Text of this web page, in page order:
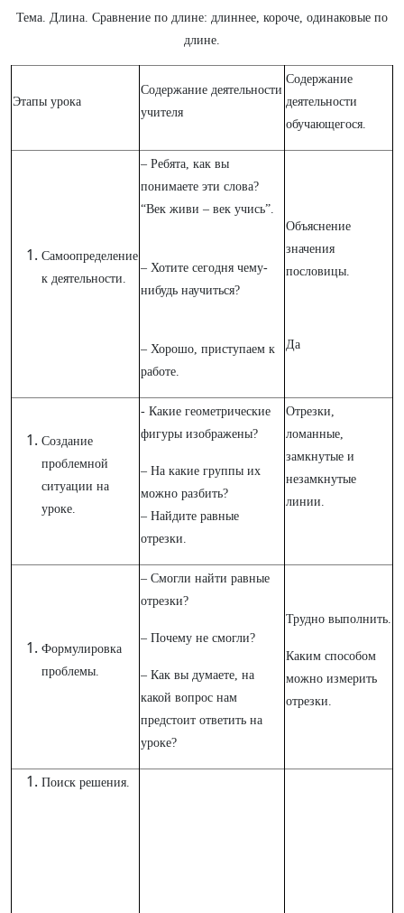
Тема. Длина. Сравнение по длине: длиннее, короче, одинаковые по
длине.
Этапы урока
Содержание деятельности
учителя
Содержание
деятельности
обучающегося.
Самоопределение
к деятельности.
– Ребята, как вы
понимаете эти слова?
“Век живи – век учись”.
– Хотите сегодня чему-
нибудь научиться?
– Хорошо, приступаем к
работе.
Объяснение
значения
пословицы.
Да
Создание
проблемной
ситуации на
уроке.
- Какие геометрические
фигуры изображены?
– На какие группы их
можно разбить?
– Найдите равные
отрезки.
Отрезки,
ломанные,
замкнутые и
незамкнутые
линии.
Формулировка
проблемы.
– Смогли найти равные
отрезки?
– Почему не смогли?
– Как вы думаете, на
какой вопрос нам
предстоит ответить на
уроке?
Трудно выполнить.
Каким способом
можно измерить
отрезки.
Поиск решения.